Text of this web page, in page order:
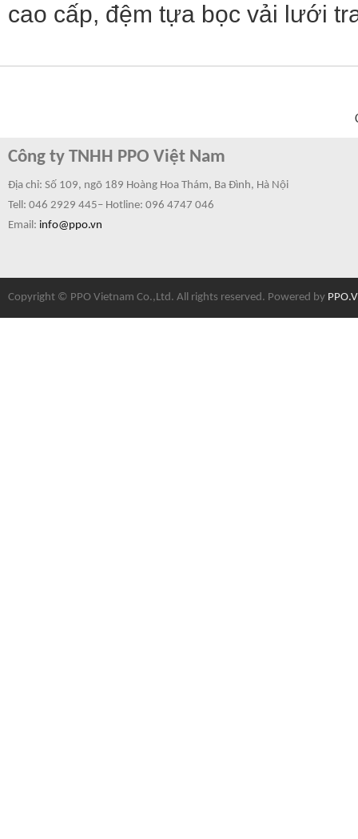
cao cấp, đệm tựa bọc vải lưới
Công ty TNHH PPO Việt Nam
Địa chỉ: Số 109, ngõ 189 Hoàng Hoa Thám, Ba Đình, Hà Nội
Tell: 046 2929 445– Hotline: 096 4747 046
Email: info@ppo.vn
Copyright © PPO Vietnam Co.,Ltd. All rights reserved. Powered by